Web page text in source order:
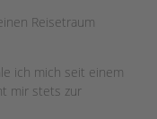
Reisetraum
ich mich seit einem
mir stets zur